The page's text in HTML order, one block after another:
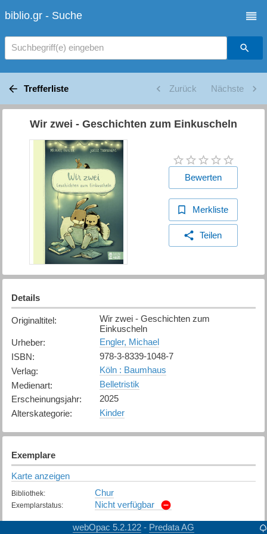
biblio.gr - Suche
Suchbegriff(e) eingeben
Trefferliste Zurück Nächste
Wir zwei - Geschichten zum Einkuscheln
Bewerten
Merkliste
Teilen
Details
Originaltitel:
Wir zwei - Geschichten zum
Einkuscheln
Urheber:
Engler, Michael
ISBN:
978-3-8339-1048-7
Verlag:
Köln : Baumhaus
Medienart:
Belletristik
Erscheinungsjahr:
2025
Alterskategorie: Kinder
Exemplare
Karte anzeigen
Bibliothek: Chur
Exemplarstatus: Nicht verfügbar
Maienfeld
webOpac 5.2.122 - Predata AG